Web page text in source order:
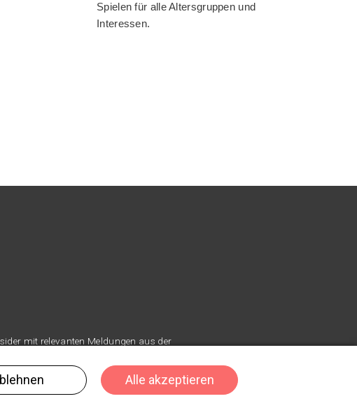
Spielen für alle Altersgruppen und
Interessen.
mit relevanten Meldungen aus der